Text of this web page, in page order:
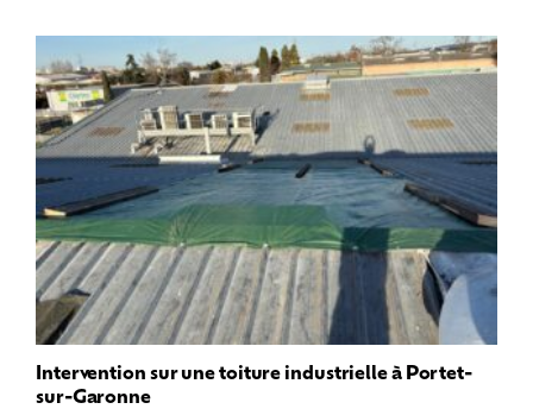
Intervention sur une toiture industrielle à Portet-
sur-Garonne